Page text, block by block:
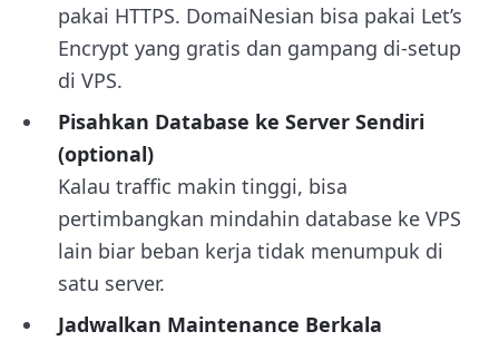
pakai HTTPS. DomaiNesian bisa pakai Let’s
Encrypt yang gratis dan gampang di-setup
di VPS.
Pisahkan Database ke Server Sendiri
(optional)
Kalau traffic makin tinggi, bisa
pertimbangkan mindahin database ke VPS
lain biar beban kerja tidak menumpuk di
satu server.
Jadwalkan Maintenance Berkala